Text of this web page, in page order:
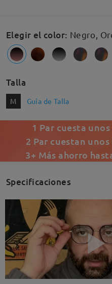
Elegir el color: Negro,
Talla
M Guía de Talla
1 Par cuesta
2 Par cuestan
3+ Más ahorro
Specificaciones